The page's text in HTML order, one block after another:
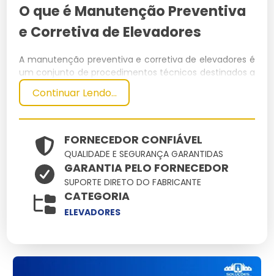
O que é Manutenção Preventiva
e Corretiva de Elevadores
A manutenção preventiva e corretiva de elevadores é
um conjunto de procedimentos técnicos destinados a
garantir o funcionamento seguro e eficiente dos
elevadores. Esses serviços incluem inspeções
Especificações Técnicas
Dimensões
(cm)
Peso
(kg)
MaterialCapacidade
100x150
1500
Principais Características e
Benefícios
Continuar Lendo...
FORNECEDOR CONFIÁVEL
QUALIDADE E SEGURANÇA GARANTIDAS
GARANTIA PELO FORNECEDOR
SUPORTE DIRETO DO FABRICANTE
CATEGORIA
ELEVADORES